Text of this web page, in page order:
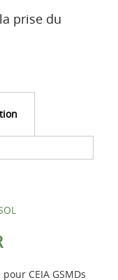
CEIA GSMDs
prise du